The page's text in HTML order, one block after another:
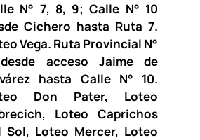
N° 7, 8, 9; Calle N° 10
Cichero hasta Ruta 7.
Vega. Ruta Provincial N°
acceso Jaime de
hasta Calle N° 10.
Don Pater, Loteo
Loteo Caprichos
Sol, Loteo Mercer, Loteo